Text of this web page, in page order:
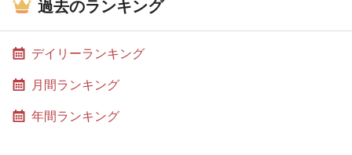
過去のランキング
デイリーランキング
月間ランキング
年間ランキング